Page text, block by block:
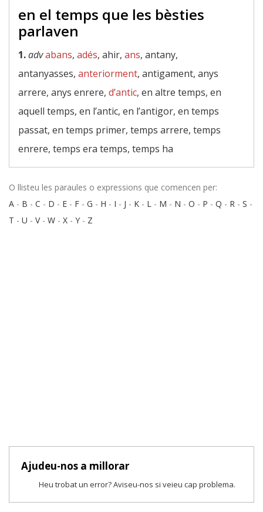
en el temps que les bèsties
parlaven
1.advabans, adés, ahir, ans, antany,
antanyasses, anteriorment, antigament, anys
arrere, anys enrere, d’antic, en altre temps, en
aquell temps, en l’antic, en l’antigor, en temps
passat, en temps primer, temps arrere, temps
enrere, temps era temps, temps ha
O llisteu les paraules o expressions que comencen per:
A - B - C - D - E - F - G - H - I - J - K - L - M - N - O - P - Q - R - S -
T - U - V- W - X - Y - Z
Ajudeu-nos a millorar
Heu trobat un error? Aviseu-nos si veieu cap problema.